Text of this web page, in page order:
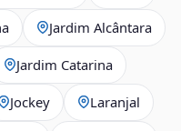
Jardim Alcântara
Jardim Catarina
Jockey Laranjal